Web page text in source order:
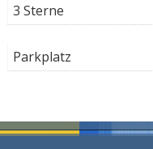
3 Sterne
Parkplatz